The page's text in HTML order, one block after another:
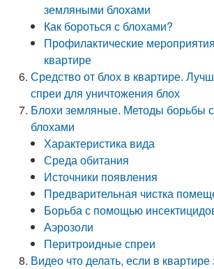
земляными блохами
Как бороться с блохами?
Профилактические
квартире
Средство от блох в квартире.
спреи для уничтожения блох
Блохи земляные. Методы борьбы
блохами
Характеристика вида
Среда обитания
Источники появления
Предварительная чистка
Борьба с помощью
Аэрозоли
Перитроидные спреи
Видео что делать, если в квартире